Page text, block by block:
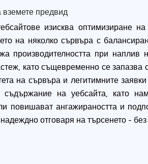
предвид
изисква
на няколко сървъра с
производителността при наплив
като същевременно се
на сървъра и легитимните
на уебсайта, като
повишават ангажираността и
отговаря на търсенето -